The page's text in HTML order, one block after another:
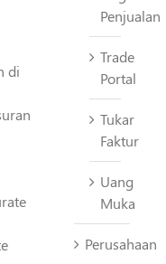
di
Penjualan
Trade
Portal
Tukar
Faktur
Uang
Muka
Perusahaan